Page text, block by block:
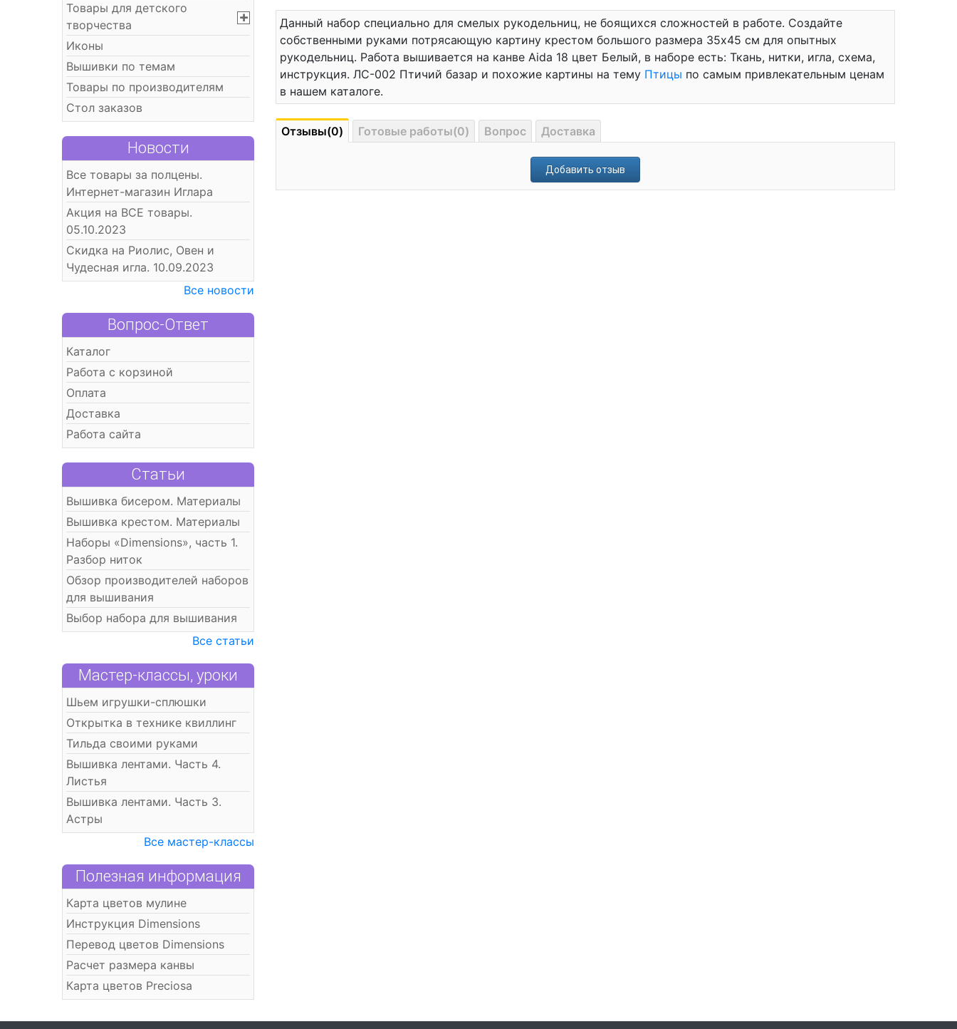
Товары для детского
творчества
Иконы
Вышивки по темам
Товары по производителям
Стол заказов
Новости
Все товары за полцены.
Интернет-магазин Иглара
Акция на ВСЕ товары.
05.10.2023
Скидка на Риолис, Овен и
Чудесная игла. 10.09.2023
Все новости
Вопрос-Ответ
Каталог
Работа с корзиной
Оплата
Доставка
Работа сайта
Статьи
Вышивка бисером. Материалы
Вышивка крестом. Материалы
Наборы «Dimensions», часть 1.
Разбор ниток
Обзор производителей наборов
для вышивания
Выбор набора для вышивания
Все статьи
Мастер-классы, уроки
Шьем игрушки-сплюшки
Открытка в технике квиллинг
Тильда своими руками
Вышивка лентами. Часть 4.
Листья
Вышивка лентами. Часть 3.
Астры
Все мастер-классы
Полезная информация
Карта цветов мулине
Инструкция Dimensions
Перевод цветов Dimensions
Расчет размера канвы
Карта цветов Preciosa
Данный набор специально для смелых рукодельниц, не боящихся сложностей в работе. Создайте
собственными руками потрясающую картину крестом большого размера 35x45 см для опытных
рукодельниц. Работа вышивается на канве Aida 18 цвет Белый, в наборе есть: Ткань, нитки, игла, схема,
инструкция. ЛС-002 Птичий базар и похожие картины на тему Птицы по самым привлекательным ценам
в нашем каталоге.
Отзывы(0) Готовые работы(0) Вопрос Доставка
Добавить отзыв